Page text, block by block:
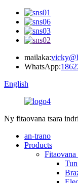
mailaka:
WhatsApp:
English
Ny fitaovana tsara
an-trano
Products
Fitaovana